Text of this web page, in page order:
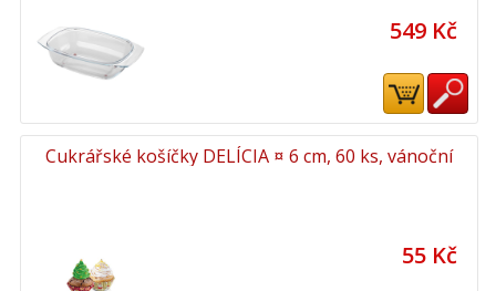
549 Kč
Cukrářské košíčky DELÍCIA ¤ 6 cm, 60 ks, vánoční
55 Kč